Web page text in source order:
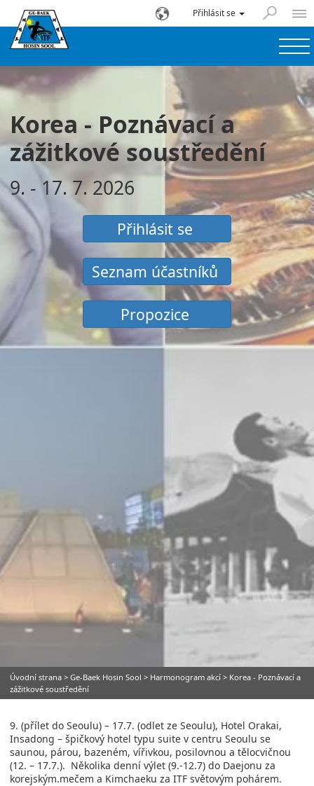
Přihlásit se
Korea - Poznávací a
zážitkové soustředění
9. - 17. 7. 2026
Přihlásit se
Seznam účastníků
Propozice
Úvodní strana > Ge-Baek Hosin Sool > Harmonogram akcí > Korea - Poznávací a
zážitkové soustředění
9. (přílet do Seoulu) – 17.7. (odlet ze Seoulu), Hotel Orakai,
Insadong – špičkový hotel typu suite v centru Seoulu se
saunou, párou, bazeném, vířivkou, posilovnou a tělocvičnou
(12. – 17.7.). Několika denní výlet (9.-12.7) do Daejonu za
korejským.mečem a Kimchaeku za ITF světovým pohárem.